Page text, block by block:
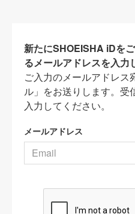
新たにSHOEISHA iDを
るメールアドレスを入力
ご入力のメールアドレス
ル」をお送りします。受
入力してください。
メールアドレス